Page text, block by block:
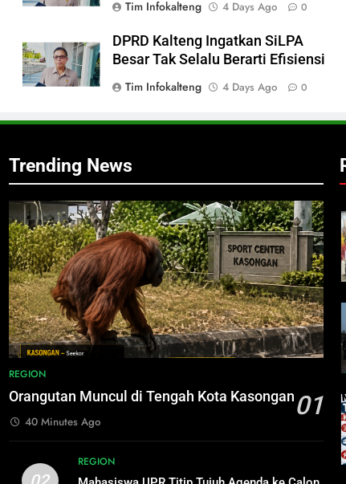
Tim Infokalteng
4 Days Ago 0
DPRD Kalteng Ingatkan SiLPA
Besar Tak Selalu Berarti Efisiensi
Tim Infokalteng
4 Days Ago 0
Trending News
REGION
Orangutan Muncul di Tengah Kota Kasongan 01
40 Minutes Ago
REGION